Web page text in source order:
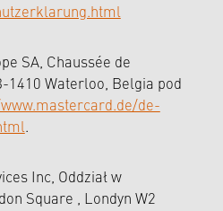
SA, Chaussée de
1410 Waterloo, Belgia pod
de-
.
Inc, Oddział w
Square , Londyn W2